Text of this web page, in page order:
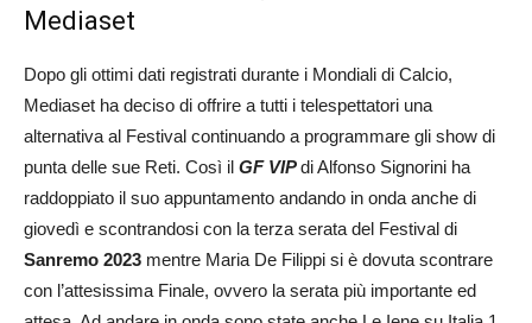
Mediaset
Dopo gli ottimi dati registrati durante i Mondiali di Calcio,
Mediaset ha deciso di offrire a tutti i telespettatori una
alternativa al Festival continuando a programmare gli show di
punta delle sue Reti. Così il GF VIPdi Alfonso Signorini ha
raddoppiato il suo appuntamento andando in onda anche di
giovedì e scontrandosi con la terza serata del Festival di
Sanremo 2023 mentre Maria De Filippi si è dovuta scontrare
con l’attesissima Finale, ovvero la serata più importante ed